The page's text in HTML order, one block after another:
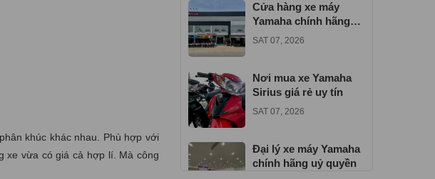
khúc khác nhau. Phù hợp với
xe vừa có giá cả hợp lí. Mà công
Cửa hàng xe máy
Yamaha chính hãng
gần đây
SAT 07, 2026
Nơi mua xe Yamaha
Sirius giá rẻ uy tín
SAT 07, 2026
Đại lý xe máy Yamaha
chính hãng uỷ quyền